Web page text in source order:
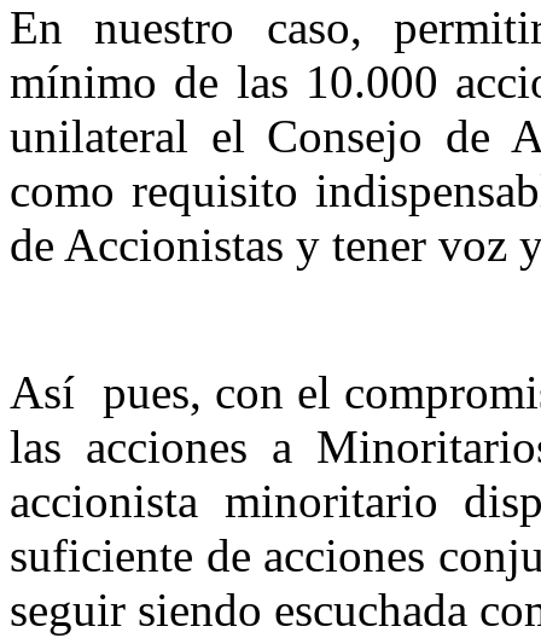
En nuestro caso,
mínimo de las 10.000
unilateral el Consejo de
como requisito
de Accionistas y tener voz
Así pues, con el
las acciones a
accionista minoritario
suficiente de acciones
seguir siendo escuchada